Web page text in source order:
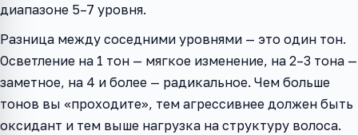
диапазоне 5–7 уровня.
Разница между соседними уровнями — это один тон.
Осветление на 1 тон — мягкое изменение, на 2–3 тона —
заметное, на 4 и более — радикальное. Чем больше
тонов вы «проходите», тем агрессивнее должен быть
оксидант и тем выше нагрузка на структуру волоса.